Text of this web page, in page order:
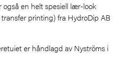
en helt spesiell lær-look
printing) fra HydroDip AB
er håndlagd av Nyströms i